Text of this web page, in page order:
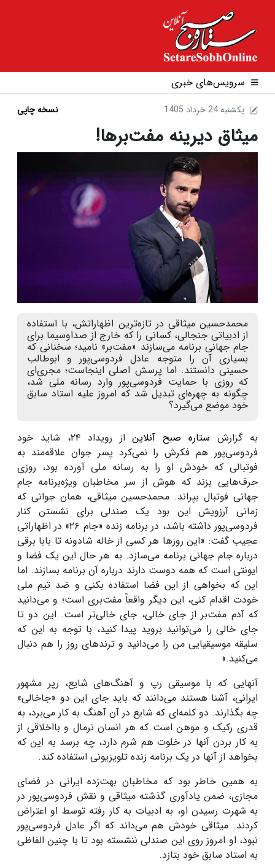
سرویس‌های خبری
1405 يکشنبه 24 خرداد نسخه چاپی
میثاق دیرینه مفت‌برها!
محمدحسین میثاقی در تازه‌ترین اظهاراتش، با استفاده
از ادبیاتی جنجالی، کسانی را که خارج از صداوسیما برای
جام جهانی برنامه می‌سازند «مفت‌بر» نامید؛ سخنانی که
بسیاری آن را متوجه عادل فردوسی‌پور و ابوطالب
حسینی دانستند. اما پرسش اصلی اینجاست؛ مجری‌ای
که روزی با حمایت فردوسی‌پور وارد رسانه ملی شد،
چگونه به چهره‌ای تبدیل شد که امروز علیه استاد سابق
خود موضع می‌گیرد؟
به گزارش ستاره صبح آنلاین
از رویداد ۲۴، شاید خود
فردوسی‌پور هم فکرش را نمی‌کرد پسر جوان علاقه‌مند به
فوتبالی که خودش او را به رسانه ملی آورده بود، روزی
حرف‌هایی بزند که هوش از سر مخاطبان ویژه‌برنامه جام
جهانی فوتبال بپراند. محمدحسین میثاقی، همان جوانی که
زمانی آرزویش این بود یک صندلی برای نشستن کنار
فردوسی‌پور داشته باشد، در برنامه زنده «جام ۲۶» در اظهاراتی
عجیب گفت: «این روز‌ها هر کسی از خاله شادونه تا بابا برقی
درباره جام جهانی برنامه می‌سازد. به هر حال این یک فضا و
ایونتی است که همه دوست دارند درباره آن برنامه بسازند. اما
این که بخواهی از این فضا استفاده بکنی و ضد تیم ملی
خودت اقدام کنی، این دیگر واقعاً مفت‌بری است؛ و می‌دانید
که آدم مفت‌بر از جای خالی، جای خالی‌تر است. این دو تا
جای خالی را می‌توانید بروید پیدا کنید، با توجه به این که
سلیقه موسیقیایی من را می‌دانید و ترند‌های روز را هم دنبال
می‌کنید.»
آنهایی که با موسیقی رپ و آهنگ‌های شایع، رپر مشهور
ایرانی، آشنا هستند می‌دانند که باید جای این دو «جاخالی»
چه بگذارند. دو کلمه‌ای که شایع در آن آهنگ به کار می‌برد، به
قدری رکیک و موهن است که هر انسان نرمال و بااخلاقی از
به کار بردن آنها در خلوت هم شرم دارد، چه برسد به این که
بخواهد از آنها در یک برنامه زنده تلویزیونی استفاده کند.
به همین خاطر بود که مخاطبان بهت‌زده ایرانی در فضای
مجازی، ضمن یادآوری گذشته میثاقی و نقش فردوسی‌پور در
به شهرت رسیدن او، به ادبیات به کار رفته توسط او اعتراض
کردند. میثاقی خودش هم می‌داند که اگر عادل فردوسی‌پور
نبود، او امروز روی این صندلی ننشسته بود تا با چنین الفاظی
به استاد سابق خود بتازد.